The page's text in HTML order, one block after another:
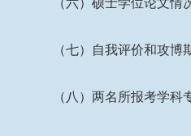
（六）硕士学位论文
（七）自我评价和攻
（八）两名所报考学